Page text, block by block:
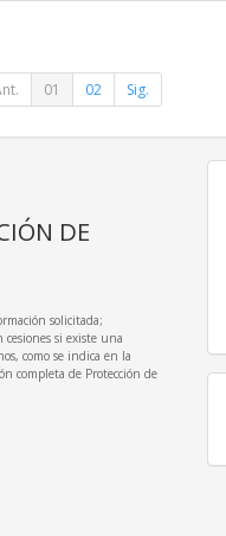
01 02 Sig.
DE
solicitada;
cesiones si existe una
como se indica en la
completa de Protección de